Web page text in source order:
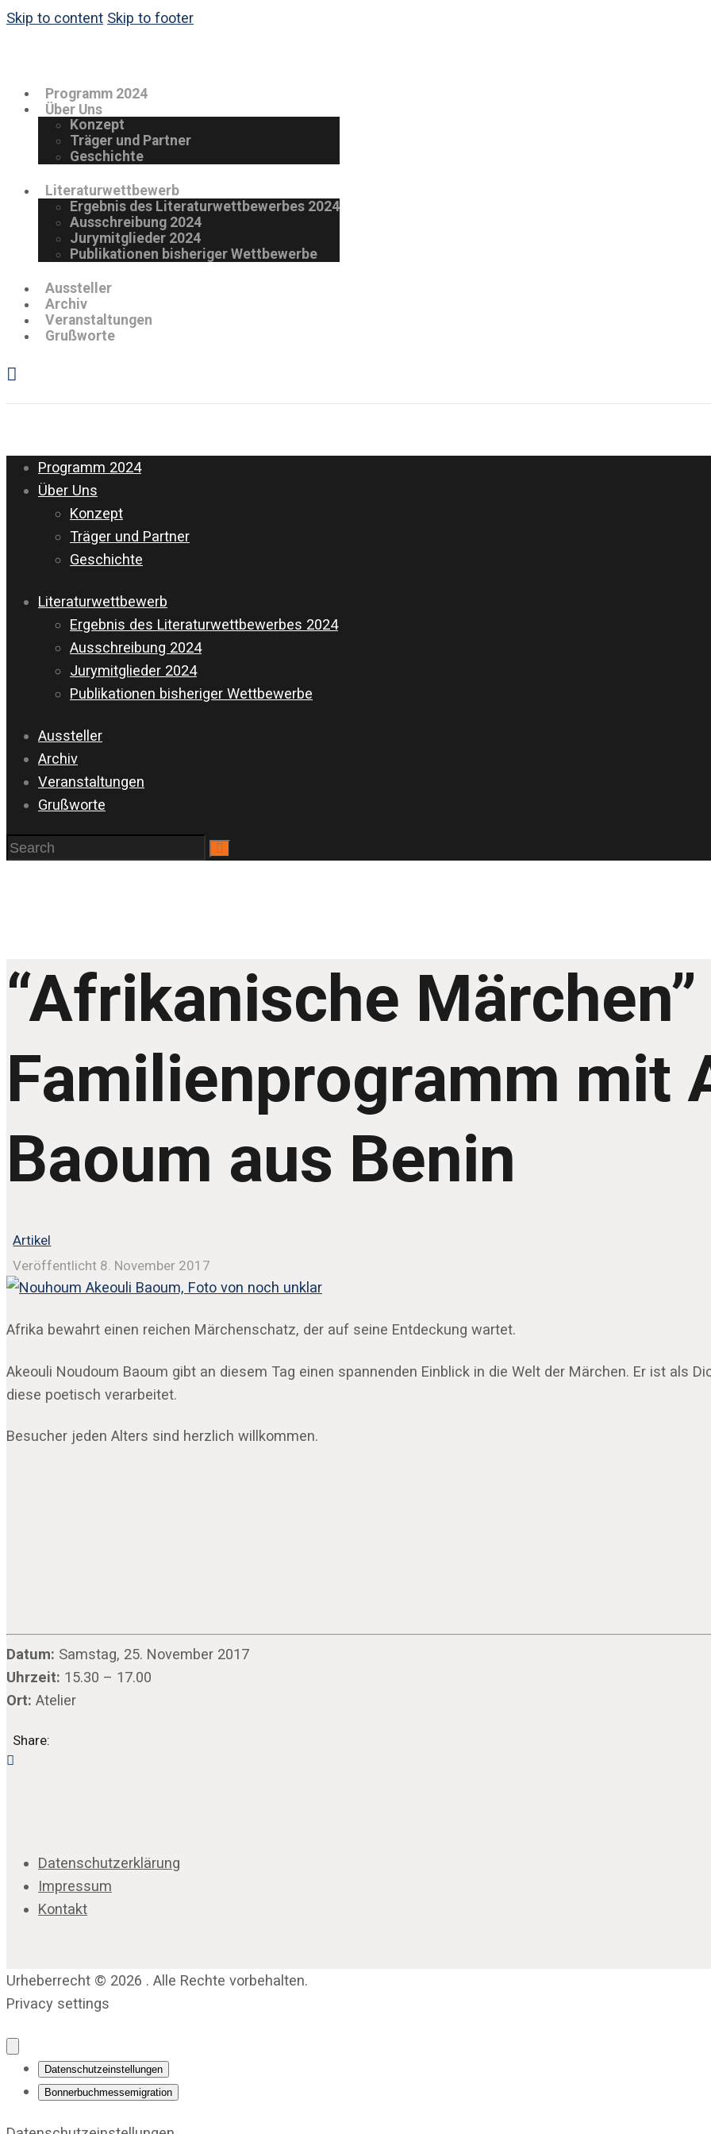
Skip to content Skip to footer
Programm 2024
Über Uns
Konzept
Träger und Partner
Geschichte
Literaturwettbewerb
Ergebnis des Literaturwettbewerbes 2024
Ausschreibung 2024
Jurymitglieder 2024
Publikationen bisheriger Wettbewerbe
Aussteller
Archiv
Veranstaltungen
Grußworte
Programm 2024
Über Uns
Konzept
Träger und Partner
Geschichte
Literaturwettbewerb
Ergebnis des Literaturwettbewerbes 2024
Ausschreibung 2024
Jurymitglieder 2024
Publikationen bisheriger Wettbewerbe
Aussteller
Archiv
Veranstaltungen
Grußworte
“Afrikanische
Familienprogramm mit
Baoum aus Benin
Artikel
Veröffentlicht 8. November 2017
Afrika bewahrt einen reichen Märchenschatz, der auf seine Entdeckung wartet.
Akeouli Noudoum Baoum gibt an diesem Tag einen spannenden Einblick in die Welt der Märchen. Er ist als
diese poetisch verarbeitet.
Besucher jeden Alters sind herzlich willkommen.
Datum: Samstag, 25. November 2017
Uhrzeit: 15.30 – 17.00
Ort: Atelier
Share:
Datenschutzerklärung
Impressum
Kontakt
Urheberrecht © 2026 . Alle Rechte vorbehalten.
Privacy settings
Datenschutzeinstellungen
Bonnerbuchmessemigration